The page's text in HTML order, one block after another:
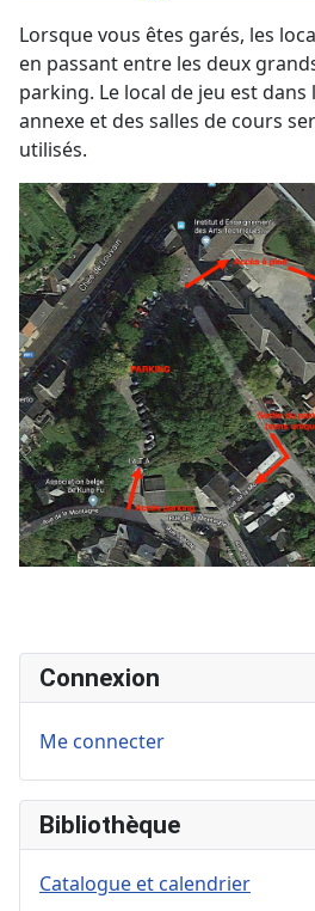
Lorsque vous êtes garés, les
en passant entre les deux
parking. Le local de jeu est
annexe et des salles de cours
utilisés.
Connexion
Me connecter
Bibliothèque
Catalogue et calendrier